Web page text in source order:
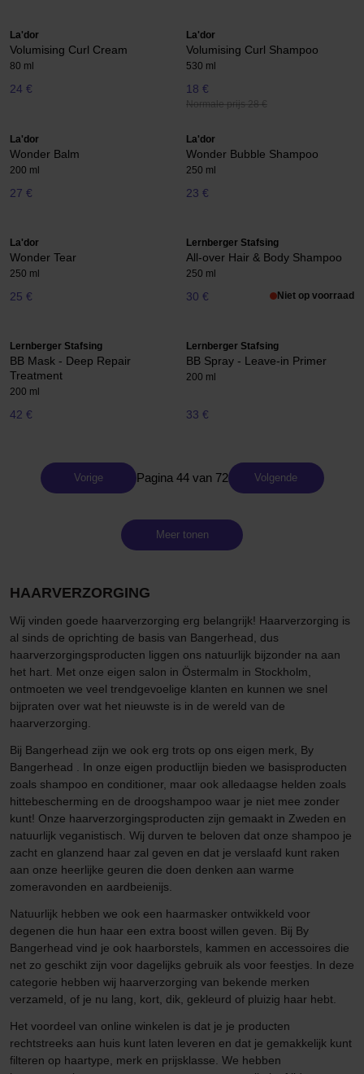
La'dor
Volumising Curl Cream
80 ml
24 €
La'dor
Volumising Curl Shampoo
530 ml
18 €
Normale prijs 28 €
La'dor
Wonder Balm
200 ml
27 €
La'dor
Wonder Bubble Shampoo
250 ml
23 €
La'dor
Wonder Tear
250 ml
25 €
Lernberger Stafsing
All-over Hair & Body Shampoo
250 ml
30 € Niet op voorraad
Lernberger Stafsing
BB Mask - Deep Repair
Treatment
200 ml
42 €
Lernberger Stafsing
BB Spray - Leave-in Primer
200 ml
33 €
Vorige Pagina 44 van 72 Volgende
Meer tonen
HAARVERZORGING
Wij vinden goede haarverzorging erg belangrijk! Haarverzorging is
al sinds de oprichting de basis van Bangerhead, dus
haarverzorgingsproducten liggen ons natuurlijk bijzonder na aan
het hart. Met onze eigen salon in Östermalm in Stockholm,
ontmoeten we veel trendgevoelige klanten en kunnen we snel
bijpraten over wat het nieuwste is in de wereld van de
haarverzorging.
Bij Bangerhead zijn we ook erg trots op ons eigen merk, By
Bangerhead . In onze eigen productlijn bieden we basisproducten
zoals shampoo en conditioner, maar ook alledaagse helden zoals
hittebescherming en de droogshampoo waar je niet mee zonder
kunt! Onze haarverzorgingsproducten zijn gemaakt in Zweden en
natuurlijk veganistisch. Wij durven te beloven dat onze shampoo je
zacht en glanzend haar zal geven en dat je verslaafd kunt raken
aan onze heerlijke geuren die doen denken aan warme
zomeravonden en aardbeienijs.
Natuurlijk hebben we ook een haarmasker ontwikkeld voor
degenen die hun haar een extra boost willen geven. Bij By
Bangerhead vind je ook haarborstels, kammen en accessoires die
net zo geschikt zijn voor dagelijks gebruik als voor feestjes. In deze
categorie hebben wij haarverzorging van bekende merken
verzameld, of je nu lang, kort, dik, gekleurd of pluizig haar hebt.
Het voordeel van online winkelen is dat je je producten
rechtstreeks aan huis kunt laten leveren en dat je gemakkelijk kunt
filteren op haartype, merk en prijsklasse. We hebben